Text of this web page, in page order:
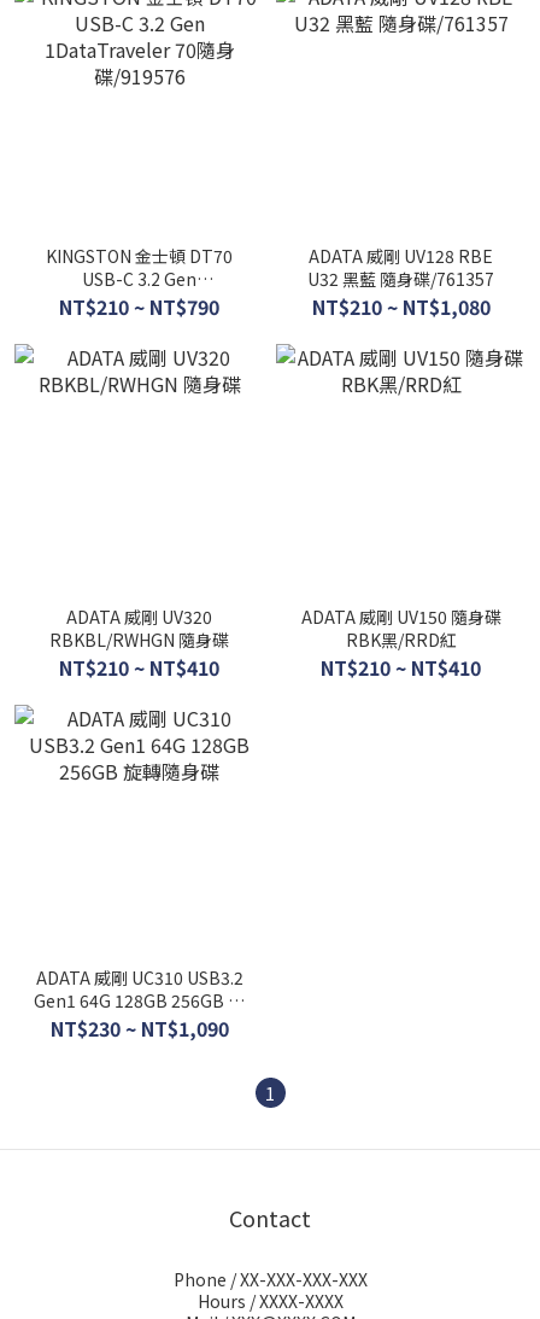
KINGSTON 金士頓 DT70
USB-C 3.2 Gen
1DataTraveler 70隨身
NT$210 ~ NT$790
ADATA 威剛 UV128 RBE
U32 黑藍 隨身碟/761357
NT$210 ~ NT$1,080
ADATA 威剛 UV320
RBKBL/RWHGN 隨身碟
NT$210 ~ NT$410
ADATA 威剛 UV150 隨身碟
RBK黑/RRD紅
NT$210 ~ NT$410
ADATA 威剛 UC310 USB3.2
Gen1 64G 128GB 256GB 旋
轉隨身碟
NT$230 ~ NT$1,090
1
Contact
Phone / XX-XXX-XXX-XXX
Hours / XXXX-XXXX